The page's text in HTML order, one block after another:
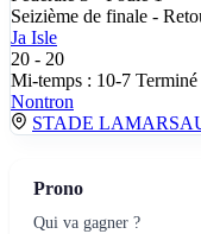
Seizième de finale -
Ja Isle
20 - 20
Mi-temps : 10-7 Terminé
Nontron
STADE
Prono
Qui va gagner ?